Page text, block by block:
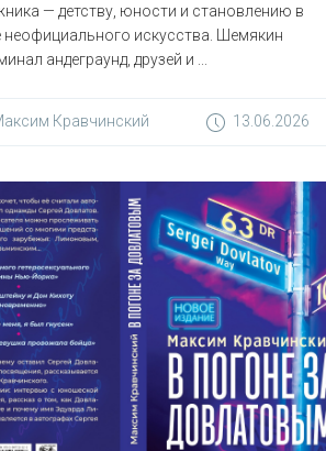
— детству, юности и становлению в
неофициального искусства. Шемякин
андеграунд, друзей и ...
Кравчинский 13.06.2026